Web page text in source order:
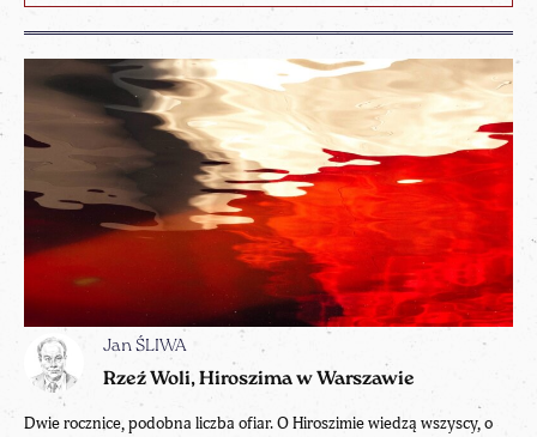
Jan ŚLIWA
Rzeź Woli, Hiroszima w Warszawie
Dwie rocznice, podobna liczba ofiar. O Hiroszimie wiedzą wszyscy, o